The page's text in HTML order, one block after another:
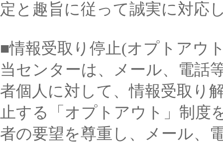
定と趣旨に従って誠実に対応
■情報受取り停止(オプトアウ
当センターは、メール、電話
者個人に対して、情報受取り
止する「オプトアウト」制度
者の要望を尊重し、メール、